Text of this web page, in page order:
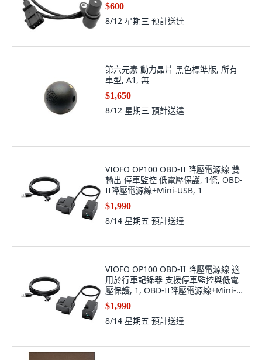
$600
8/12 星期三 預計送達
第六元素 動力晶片 黑色標準版, 所有
車型, A1, 無
$1,650
8/12 星期三 預計送達
VIOFO OP100 OBD-II 降壓電源線 雙
輸出 停車監控 低電壓保護, 1條, OBD-
II降壓電源線+Mini-USB, 1
$1,990
8/14 星期五 預計送達
VIOFO OP100 OBD-II 降壓電源線 適
用於行車記錄器 支援停車監控與低電
壓保護, 1, OBD-II降壓電源線+Mini-
USB
$1,990
8/14 星期五 預計送達